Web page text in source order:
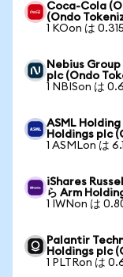
Coca-Cola
(Ondo
1 KOon は
Nebius
plc (Ondo
1 NBISon は
ASML
Holdings plc
1 ASMLon は
iShares
ら Arm
1 IWNon は
Palantir
Holdings plc
1 PLTRon は